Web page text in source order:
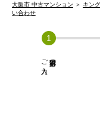
大阪市 中古マンション ＞ キン
い合わせ
必須項目の
ご入力